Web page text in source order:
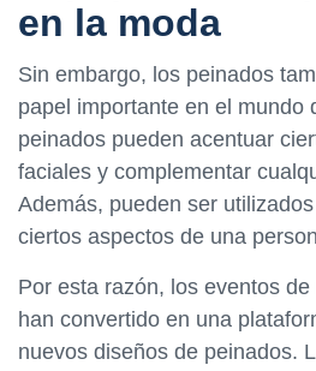
en la moda
Sin embargo, los peinados
papel importante en el mundo
peinados pueden acentuar
faciales y complementar
Además, pueden ser
ciertos aspectos de una
Por esta razón, los eventos
han convertido en una
nuevos diseños de peinados.